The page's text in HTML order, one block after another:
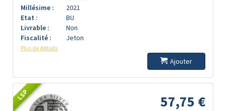
Millésime :
2021
Etat :
BU
Livrable :
Non
Fiscalité :
Jeton
Plus de détails
Ajouter
LSP 57,75 €